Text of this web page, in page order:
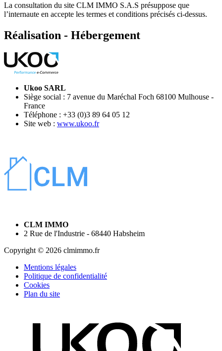
La consultation du site CLM IMMO S.A.S présuppose que
l’internaute en accepte les termes et conditions précisés ci-dessus.
Réalisation - Hébergement
Ukoo SARL
Siège social : 7 avenue du Maréchal Foch 68100 Mulhouse -
France
Téléphone : +33 (0)3 89 64 05 12
Site web : www.ukoo.fr
CLM IMMO
2 Rue de l'Industrie - 68440 Habsheim
Copyright © 2026 clmimmo.fr
Mentions légales
Politique de confidentialité
Cookies
Plan du site